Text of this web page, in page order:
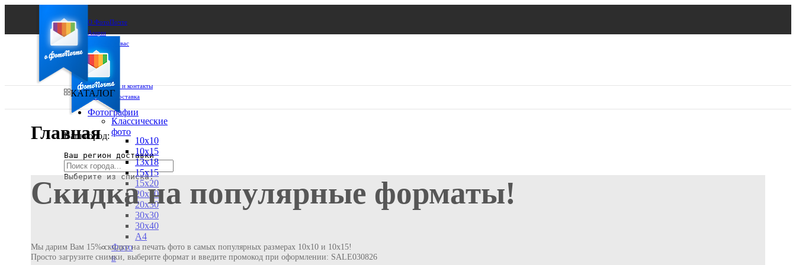
О ФотоПочте
Акции
Сделаем за вас
Бизнесу
FAQ
Франшиза
Поддержка и контакты
Оплата и доставка
Ваш город:
Ваш регион доставки
Выберите из списка:
КАТАЛОГ
Фотографии
Классические
фото
10х10
10х15
13х18
15х15
15х20
20х20
20х30
30х30
30х40
А4
Фото
в
Главная
Скидка на популярные форматы!
Мы дарим Вам 15% скидку на печать фото в самых популярных размерах 10х10 и 10х15!
Просто загрузите снимки, выберите формат и введите промокод при оформлении: SALE030826